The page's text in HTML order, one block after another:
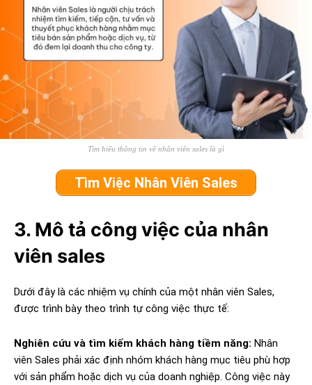
Tìm hiểu thông tin về nhân viên sales là gì
Tìm Việc Nhân Viên Sales
3. Mô tả công việc của nhân
viên sales
Dưới đây là các nhiệm vụ chính của một nhân viên Sales,
được trình bày theo trình tự công việc thực tế:
Nghiên cứu và tìm kiếm khách hàng tiềm năng: Nhân
viên Sales phải xác định nhóm khách hàng mục tiêu phù hợp
với sản phẩm hoặc dịch vụ của doanh nghiệp. Công việc này
Fidovnchat AI Agent